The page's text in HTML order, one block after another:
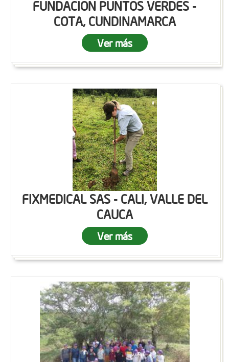
FUNDACION PUNTOS VERDES -
COTA, CUNDINAMARCA
Ver más
FIXMEDICAL SAS - CALI, VALLE DEL
CAUCA
Ver más